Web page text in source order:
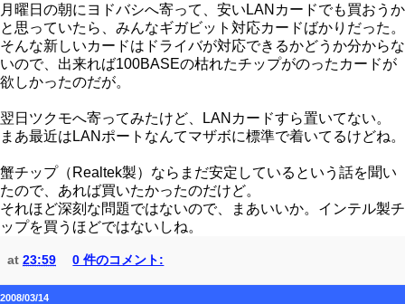
月曜日の朝にヨドバシへ寄って、安いLANカードでも買おうか
と思っていたら、みんなギガビット対応カードばかりだった。
そんな新しいカードはドライバが対応できるかどうか分からな
いので、出来れば100BASEの枯れたチップがのったカードが
欲しかったのだが。
翌日ツクモへ寄ってみたけど、LANカードすら置いてない。
まあ最近はLANポートなんてマザボに標準で着いてるけどね。
蟹チップ（Realtek製）ならまだ安定しているという話を聞い
たので、あれば買いたかったのだけど。
それほど深刻な問題ではないので、まあいいか。インテル製チ
ップを買うほどではないしね。
at 23:59 0 件のコメント:
2008/03/14